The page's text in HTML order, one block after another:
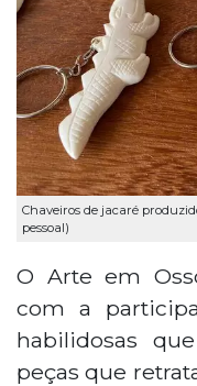
Chaveiros de jacaré
pessoal)
O Arte em
com a
habilidosas
peças que